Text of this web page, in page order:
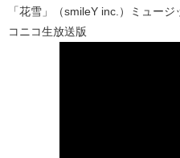
「花雪」（smileY inc.）ミュー
コニコ生放送版